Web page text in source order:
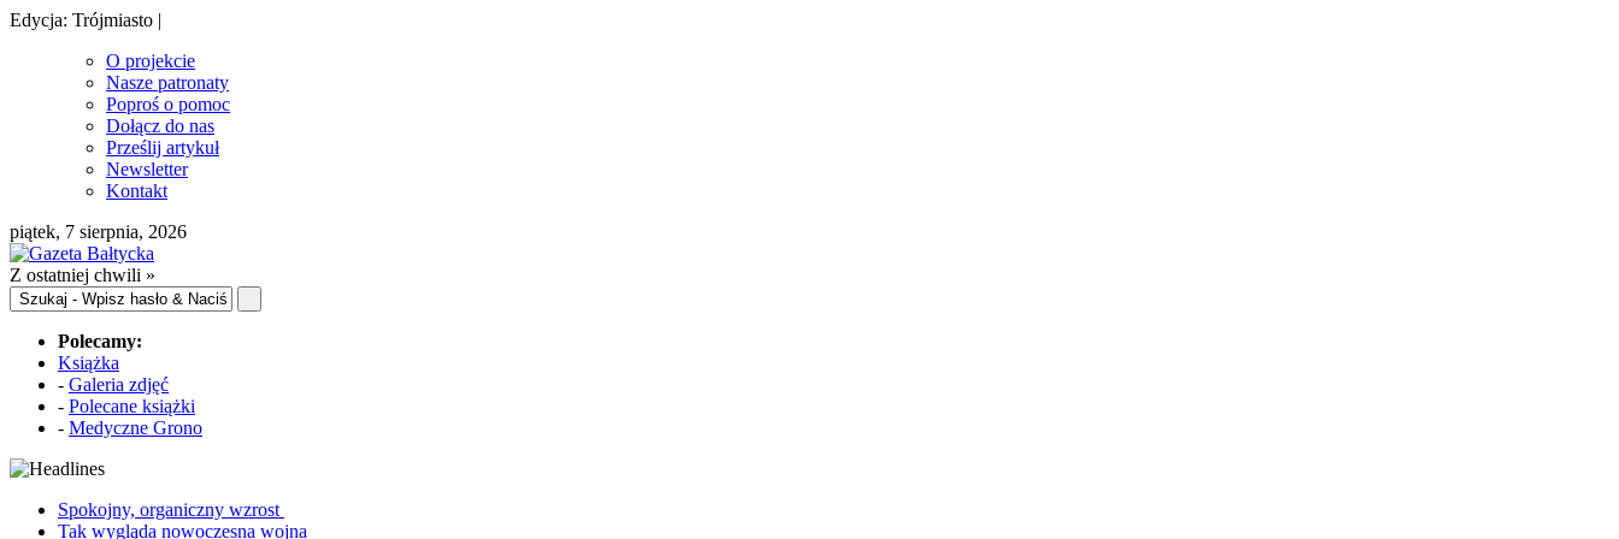
Edycja: Trójmiasto |
O projekcie
Nasze patronaty
Poproś o pomoc
Dołącz do nas
Prześlij artykuł
Newsletter
Kontakt
piątek, 7 sierpnia, 2026
Z ostatniej chwili »
Polecamy:
Książka
- Galeria zdjęć
- Polecane książki
- Medyczne Grono
Spokojny, organiczny wzrost
Tak wygląda nowoczesna wojna